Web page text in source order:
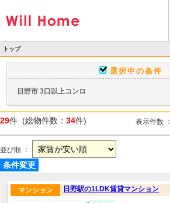
トップ
物件検索
> 物件一覧
選択中の条件
日野市 3口以上コンロ
29件 (総物件数： 34件) 表示件数 ：
並び順 ：
条件変更
日野駅の1LDK賃貸マンション
マンション